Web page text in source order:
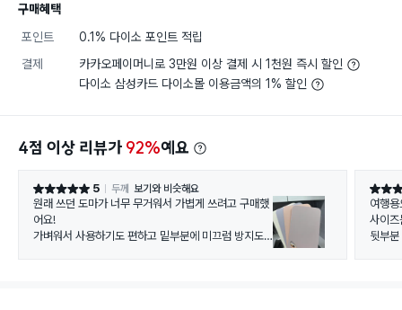
구매혜택
포인트
0.1% 다이소 포인트 적립
결제
카카오페이머니로 3만원 이상 결제 시 1천원 즉시 할인
다이소 삼성카드 다이소몰 이용금액의 1% 할인
4점 이상 리뷰가 92%예요
별점 5점 5 두께 보기와 비슷해요
원래 쓰던 도마가 너무 무거워서 가볍게 쓰려고 구매했
어요!
가벼워서 사용하기도 편하고 밑부분에 미끄럼 방지도
별점 5
여행
사이즈
뒷부